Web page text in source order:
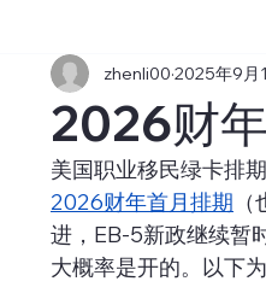
2026财
zhenli00 2025年9月
美国职业移民绿卡排
2026财年首月排期
进，EB-5新政继续暂
大概率是开的。以下